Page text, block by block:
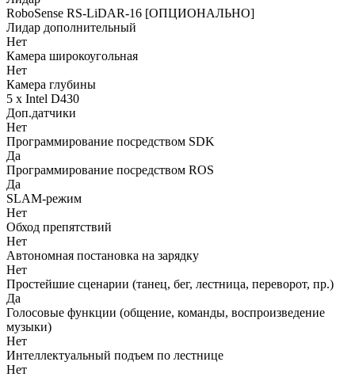
RoboSense RS-LiDAR-16 [ОПЦИОНАЛЬНО]
Лидар дополнительный
Нет
Камера широкоугольная
Нет
Камера глубины
5 x Intel D430
Доп.датчики
Нет
Программирование посредством SDK
Да
Программирование посредством ROS
Да
SLAM-режим
Нет
Обход препятствий
Нет
Автономная постановка на зарядку
Нет
Простейшие сценарии (танец, бег, лестница, переворот, пр.)
Да
Голосовые функции (общение, команды, воспроизведение
музыки)
Нет
Интеллектуальный подъем по лестнице
Нет